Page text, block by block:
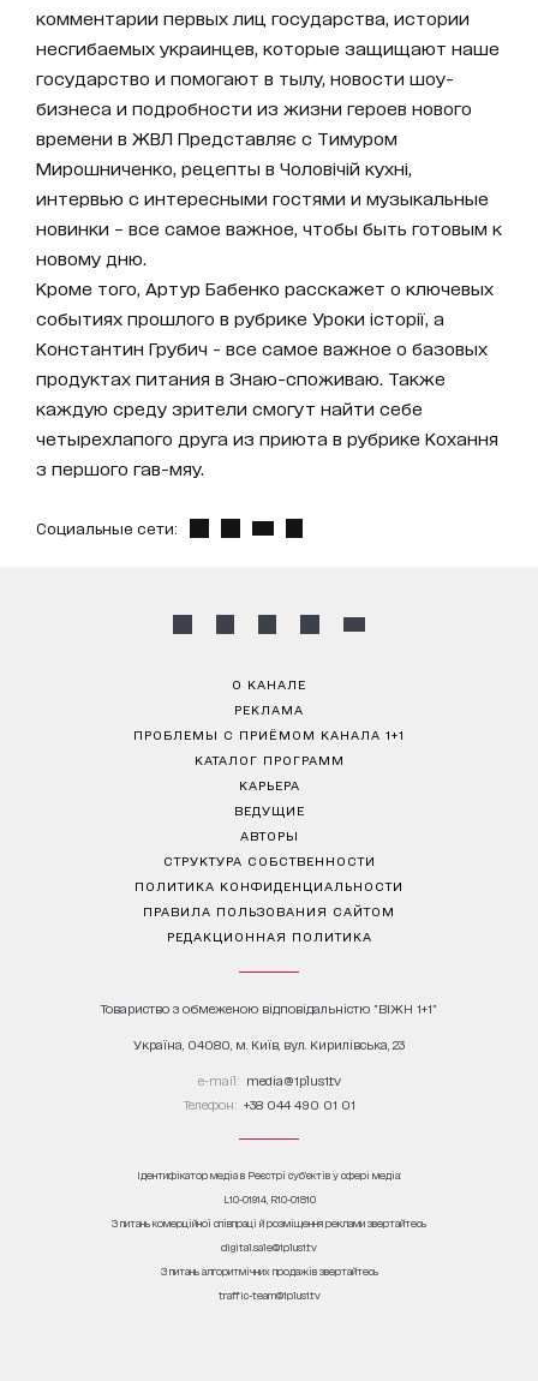
комментарии первых лиц государства, истории
несгибаемых украинцев, которые защищают наше
государство и помогают в тылу, новости шоу-
бизнеса и подробности из жизни героев нового
времени в ЖВЛ Представляє с Тимуром
Мирошниченко, рецепты в Чоловічій кухні,
интервью с интересными гостями и музыкальные
новинки – все самое важное, чтобы быть готовым к
новому дню.
Кроме того, Артур Бабенко расскажет о ключевых
событиях прошлого в рубрике Уроки історії, а
Константин Грубич - все самое важное о базовых
продуктах питания в Знаю-споживаю. Также
каждую среду зрители смогут найти себе
четырехлапого друга из приюта в рубрике Кохання
з першого гав-мяу.
Социальные сети:
О КАНАЛЕ
РЕКЛАМА
ПРОБЛЕМЫ С ПРИЁМОМ КАНАЛА 1+1
КАТАЛОГ ПРОГРАММ
КАРЬЕРА
ВЕДУЩИЕ
АВТОРЫ
СТРУКТУРА СОБСТВЕННОСТИ
ПОЛИТИКА КОНФИДЕНЦИАЛЬНОСТИ
ПРАВИЛА ПОЛЬЗОВАНИЯ САЙТОМ
РЕДАКЦИОННАЯ ПОЛИТИКА
Товариство з обмеженою відповідальністю "ВІЖН 1+1"
Україна, 04080, м. Київ, вул. Кирилівська, 23
е-mail: media@1plus1.tv
Телефон: +38 044 490 01 01
Ідентифікатор медіа в Реєстрі суб’єктів у сфері медіа:
L10-01914, R10-01810
З питань комерційної співпраці й розміщення реклами звертайтесь
digital.sale@1plus1.tv
З питань алгоритмічних продажів звертайтесь
traffic-team@1plus1.tv